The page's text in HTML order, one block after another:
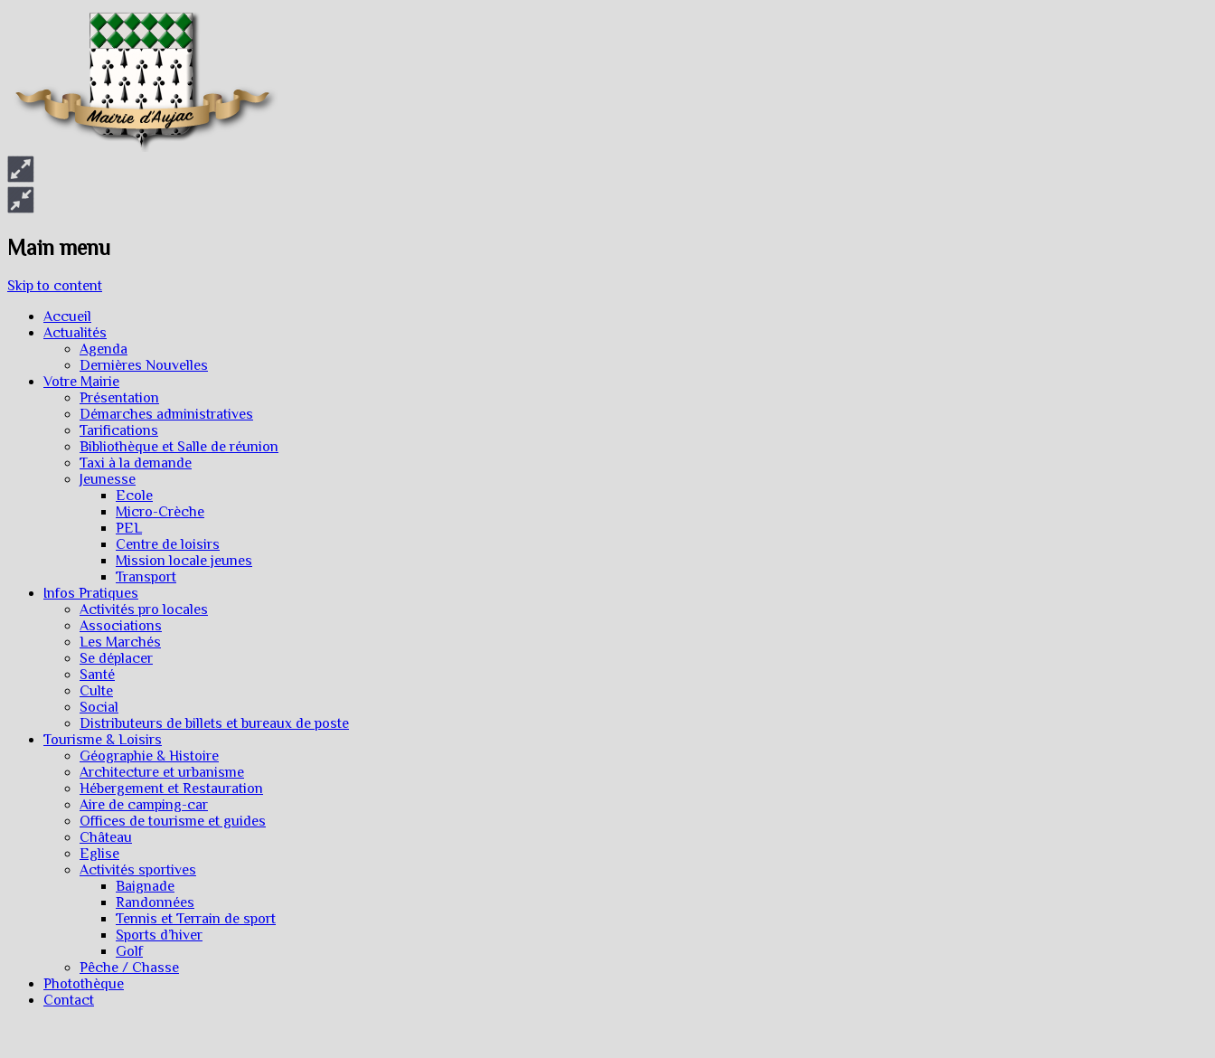
Main menu
Skip to content
Accueil
Actualités
Agenda
Dernières Nouvelles
Votre Mairie
Présentation
Démarches administratives
Tarifications
Bibliothèque et Salle de réunion
Taxi à la demande
Jeunesse
Ecole
Micro-Crèche
PEL
Centre de loisirs
Mission locale jeunes
Transport
Infos Pratiques
Activités pro locales
Associations
Les Marchés
Se déplacer
Santé
Culte
Social
Distributeurs de billets et bureaux de poste
Tourisme & Loisirs
Géographie & Histoire
Architecture et urbanisme
Hébergement et Restauration
Aire de camping-car
Offices de tourisme et guides
Château
Eglise
Activités sportives
Baignade
Randonnées
Tennis et Terrain de sport
Sports d’hiver
Golf
Pêche / Chasse
Photothèque
Contact